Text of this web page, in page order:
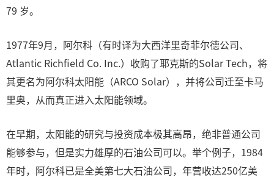
79 岁。
1977年9月，阿尔科（有时译为大西洋里奇菲尔德公司、
Atlantic Richfield Co. Inc.）收购了耶克斯的Solar Tech，将
其更名为阿尔科太阳能（ARCO Solar），并将公司迁至卡马
里奥，从而真正进入太阳能领域。
在早期，太阳能的研究与投资成本极其高昂，绝非普通公司
能够参与，但是实力雄厚的石油公司可以。举个例子，1984
年时，阿尔科已是全美第七大石油公司，年营收达250亿美